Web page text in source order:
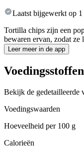
Laatst bijgewerkt op
Tortilla chips zijn een
bewaren ervan, zodat
Leer meer in de app
Voedingsstoffen
Bekijk de gedetailleerde
Voedingswaarden
Hoeveelheid per100 g
Calorieën